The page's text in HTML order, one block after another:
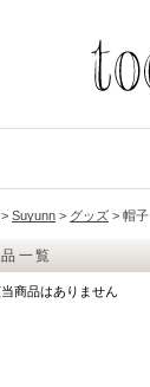
> Suyunn > グッズ > 帽子
一覧
商品はありません